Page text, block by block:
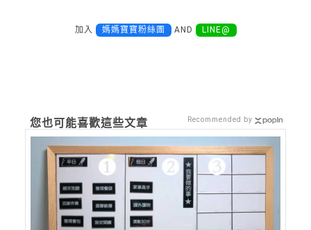
加入 媽媽寶寶粉絲團 AND LINE@
您也可能喜歡這些文章 Recommended by